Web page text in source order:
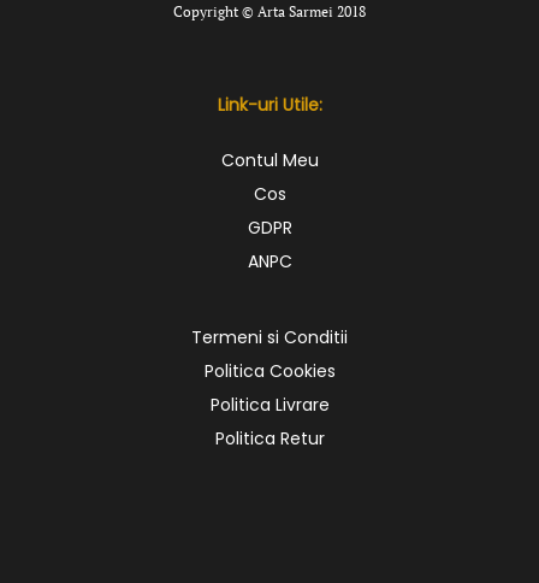
Copyright © Arta Sarmei 2018
Link-uri Utile:
Contul Meu
Cos
GDPR
ANPC
Termeni si Conditii
Politica Cookies
Politica Livrare
Politica Retur